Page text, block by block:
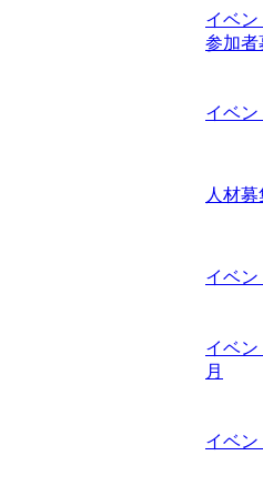
イベン
参加者
イベン
人材募
イベン
イベン
月
イベン